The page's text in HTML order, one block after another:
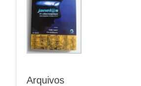
Arquivos